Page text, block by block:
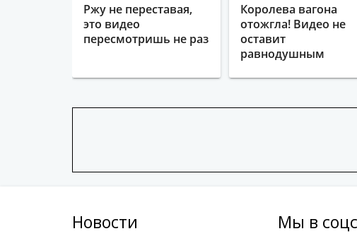
Ржу не переставая,
это видео
пересмотришь не раз
Королева вагона
отожгла! Видео не
оставит
равнодушным
Новости Мы в